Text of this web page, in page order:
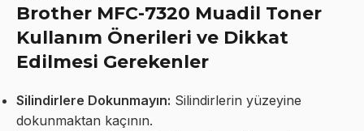
Brother MFC-7320 Muadil Toner
Kullanım Önerileri ve Dikkat
Edilmesi Gerekenler
Silindirlere Dokunmayın: Silindirlerin yüzeyine
dokunmaktan kaçının.